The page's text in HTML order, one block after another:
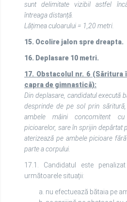
sunt delimitate vizibil astfel
întreaga distanță.
Lățimea culoarului = 1,20 metri.
15. Ocolire jalon spre dreapta.
16. Deplasare 10 metri.
17. Obstacolul nr. 6
capra de gimnastică):
Din deplasare, candidatul execută
desprinde de pe sol prin
ambele mâini concomitent
picioarelor, sare în sprijin depărtat
aterizează pe ambele picioare
parte a corpului.
17.1. Candidatul este
următoarele situații:
a. nu efectuează bătaia pe